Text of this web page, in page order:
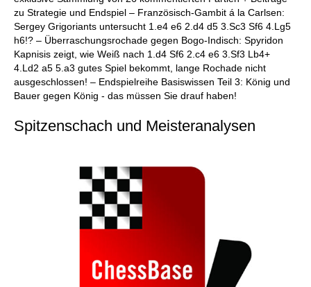
zu Strategie und Endspiel – Französisch-Gambit á la Carlsen:
Sergey Grigoriants untersucht 1.e4 e6 2.d4 d5 3.Sc3 Sf6 4.Lg5
h6!? – Überraschungsrochade gegen Bogo-Indisch: Spyridon
Kapnisis zeigt, wie Weiß nach 1.d4 Sf6 2.c4 e6 3.Sf3 Lb4+
4.Ld2 a5 5.a3 gutes Spiel bekommt, lange Rochade nicht
ausgeschlossen! – Endspielreihe Basiswissen Teil 3: König und
Bauer gegen König - das müssen Sie drauf haben!
Spitzenschach und Meisteranalysen